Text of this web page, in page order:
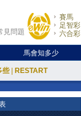
見問題
賽馬
足智彩
六合彩
馬會知多少
些 RESTART